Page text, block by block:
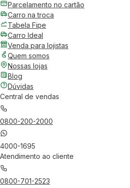
Parcelamento no cartão
Carro na troca
Tabela Fipe
Carro Ideal
Venda para lojistas
Quem somos
Nossas lojas
Blog
Dúvidas
Central de vendas
0800-200-2000
4000-1695
Atendimento ao cliente
0800-701-2523